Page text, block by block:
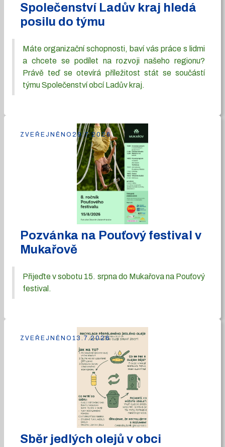
Společenství Ladův kraj hledá
posilu do týmu
Máte organizační schopnosti, baví vás práce s lidmi
a chcete se podílet na rozvoji našeho regionu?
Právě teď se otevírá příležitost stát se součástí
týmu Společenství obcí Ladův kraj.
Pozvánka na Pouťový festival v
Mukařově
Přijeďte v sobotu 15. srpna do Mukařova na Pouťový
festival.
ZVEŘEJNĚNO 29.7.2026
Sběr jedlých olejů v obci
ZVEŘEJNĚNO 13.7.2026